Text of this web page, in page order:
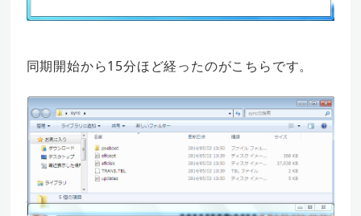
同期開始から15分ほど経ったのがこちらです。